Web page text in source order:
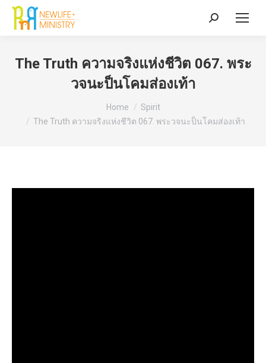
Search:
The Truth ความจริงแห่งชีวิต 067. พระ
วจนะป็นโคมส่องเท้า
Home
Spirit
The Truth ความจริงแห่งชีวิต 067. พระวจนะป็นโคมส่องเท้า